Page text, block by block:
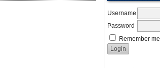
Username
Password
Remember me